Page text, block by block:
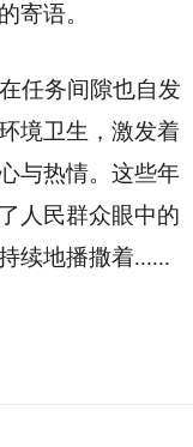
寄语。
任务间隙也自发
境卫生，激发着
与热情。这些年
人民群众眼中的
续地播撒着......